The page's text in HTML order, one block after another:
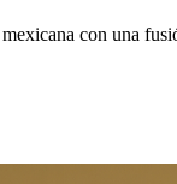
con una